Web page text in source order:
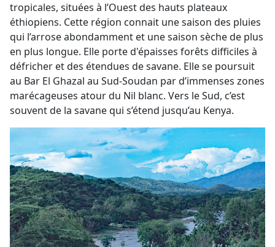
tropicales, situées à l’Ouest des hauts plateaux
éthiopiens. Cette région connait une saison des pluies
qui l’arrose abondamment et une saison sèche de plus
en plus longue. Elle porte d'épaisses forêts difficiles à
défricher et des étendues de savane. Elle se poursuit
au Bar El Ghazal au Sud-Soudan par d’immenses zones
marécageuses atour du Nil blanc. Vers le Sud, c’est
souvent de la savane qui s’étend jusqu’au Kenya.